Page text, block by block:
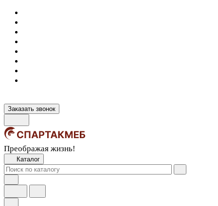
Заказать звонок
Преображая жизнь!
Каталог